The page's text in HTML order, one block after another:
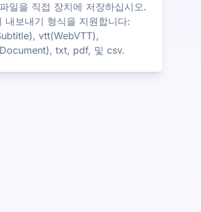
일을 직접 장치에 저장하십시오.
내보내기 형식을 지원합니다:
vtt(WebVTT),
txt, pdf, 및 csv.